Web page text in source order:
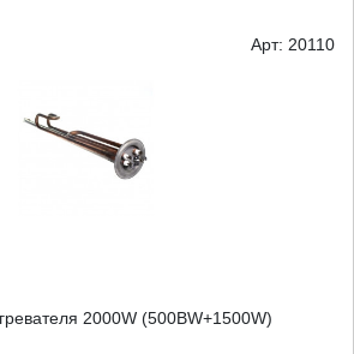
Арт: 20110
2000W (500ВW+1500W)